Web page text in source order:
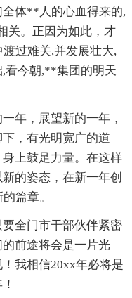
体**人的心血得来的,
关。正因为如此，才
过难关,并发展壮大,
看今朝,**集团的明天
年，展望新的一年，
，有光明宽广的道
上鼓足力量。在这样
的姿态，在新一年创
篇章。
全门市干部伙伴紧密
前途将会是一片光
我相信20xx年必将是